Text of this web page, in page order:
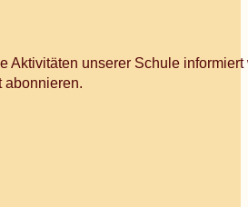
Aktivitäten unserer Schule
abonnieren.